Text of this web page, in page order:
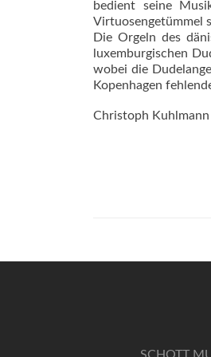
bedient seine
Virtuosengetümmel
Die Orgeln des
luxemburgischen
wobei die
Kopenhagen
Christoph Kuhlmann